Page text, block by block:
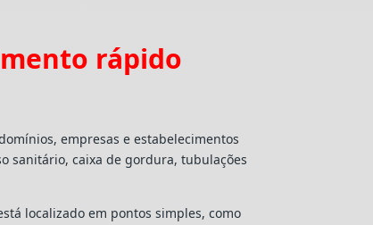
rápido
empresas e estabelecimentos
sanitário, caixa de gordura, tubulações
localizado em pontos simples, como